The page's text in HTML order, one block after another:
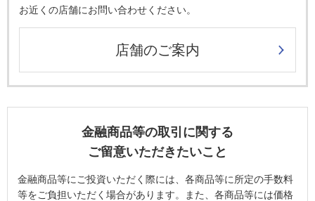
お近くの店舗にお問い合わせください。
店舗のご案内
金融商品等の取引に関する
ご留意いただきたいこと
金融商品等にご投資いただく際には、各商品等に所定の手数料
等をご負担いただく場合があります。また、各商品等には価格